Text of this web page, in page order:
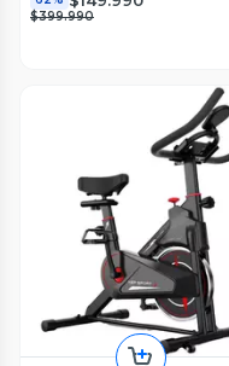
$399.990